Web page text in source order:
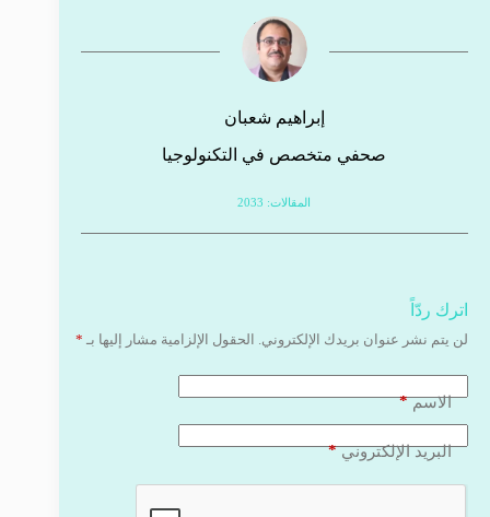
إبراهيم شعبان
صحفي متخصص في التكنولوجيا
المقالات: 2033
اترك ردّاً
لن يتم نشر عنوان بريدك الإلكتروني. الحقول الإلزامية مشار إليها بـ *
الاسم*
البريد الإلكتروني*